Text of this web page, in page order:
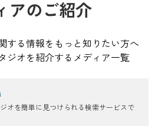
アのご紹介
する情報をもっと知りたい方へ
ジオを紹介するメディア一覧
オを簡単に見つけられる検索サービスで